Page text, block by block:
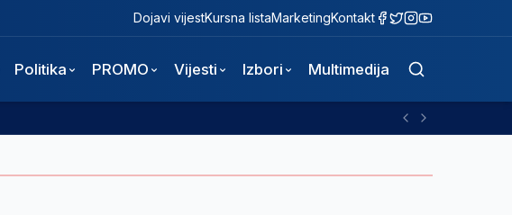
Dojavi vijestKursna listaMarketingKontakt
Politika PROMO Vijesti Izbori Multimedija